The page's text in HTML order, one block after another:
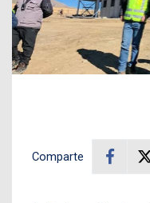
Comparte